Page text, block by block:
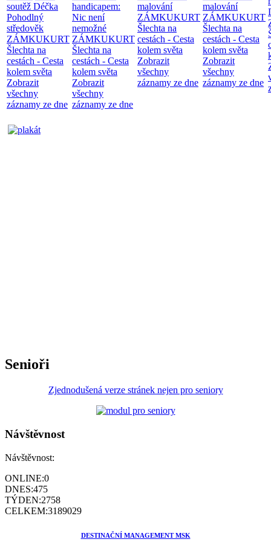
soutěž Déčka
Pohodlný
středověk
ZÁMKUKURT
Šlechta na
cestách - Cesta
kolem světa
Zobrazit
všechny
záznamy ze dne
handicapem:
Nic není
nemožné
ZÁMKUKURT
Šlechta na
cestách - Cesta
kolem světa
Zobrazit
všechny
záznamy ze dne
malování
ZÁMKUKURT
Šlechta na
cestách - Cesta
kolem světa
Zobrazit
všechny
záznamy ze dne
malování
ZÁMKUKURT
Šlechta na
cestách - Cesta
kolem světa
Zobrazit
všechny
záznamy ze dne
Senioři
Zjednodušená verze stránek nejen pro seniory
Návštěvnost
Návštěvnost:
ONLINE:0
DNES:475
TÝDEN:2758
CELKEM:3189029
DESTINAČNÍ MANAGEMENT MSK